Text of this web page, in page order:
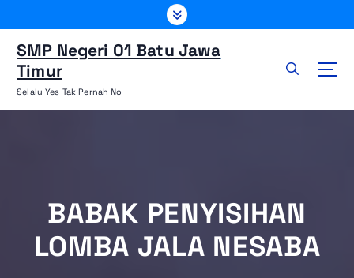
e
SMP Negeri 01 Batu Jawa
Timur
Selalu Yes Tak Pernah No
BABAK PENYISIHAN
LOMBA JALA NESABA